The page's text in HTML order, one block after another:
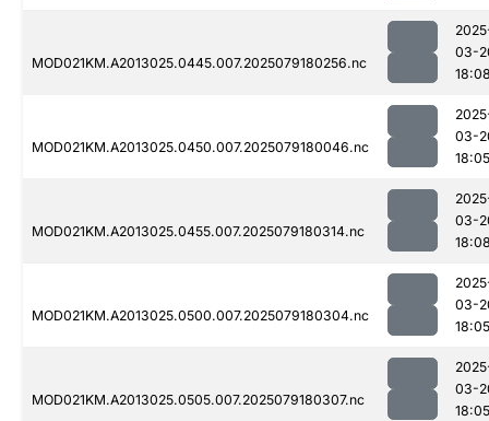
MOD021KM.A2013025.0445.007.2025079180256.nc
03-
MOD021KM.A2013025.0450.007.2025079180046.nc
03-
18:05
MOD021KM.A2013025.0455.007.2025079180314.nc
03-
MOD021KM.A2013025.0500.007.2025079180304.nc
03-
18:05
MOD021KM.A2013025.0505.007.2025079180307.nc
03-
18:05